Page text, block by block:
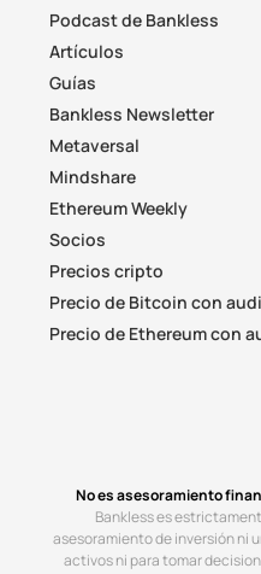
Podcast de Bankless
Artículos
Guías
Bankless Newsletter
Metaversal
Mindshare
Ethereum Weekly
Socios
Precios cripto
Precio de Bitcoin con
Precio de Ethereum con
No es asesoramiento
Bankless es
asesoramiento de inversión ni
activos ni para tomar